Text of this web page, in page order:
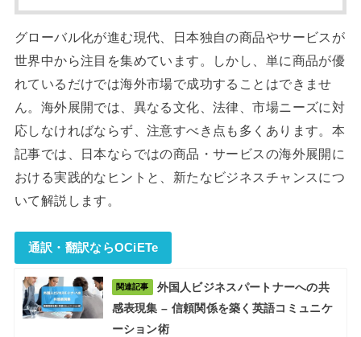
グローバル化が進む現代、日本独自の商品やサービスが
世界中から注目を集めています。しかし、単に商品が優
れているだけでは海外市場で成功することはできませ
ん。海外展開では、異なる文化、法律、市場ニーズに対
応しなければならず、注意すべき点も多くあります。本
記事では、日本ならではの商品・サービスの海外展開に
おける実践的なヒントと、新たなビジネスチャンスにつ
いて解説します。
通訳・翻訳ならOCiETe
関連記事
外国人ビジネスパートナーへの共
感表現集 – 信頼関係を築く英語コミュニケ
ーション術